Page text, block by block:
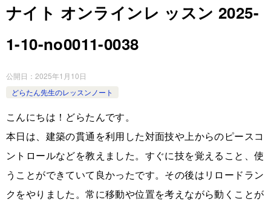
ナイト オンラインレ ッスン 2025-
1-10-no0011-0038
公開日： 2025年1月10日
どらたん先生のレッスンノート
こんにちは！どらたんです。
本日は、建築の貫通を利用した対面技や上からのピースコ
ントロールなどを教えました。すぐに技を覚えること、使
うことができていて良かったです。その後はリロードラン
クをやりました。常に移動や位置を考えながら動くことが